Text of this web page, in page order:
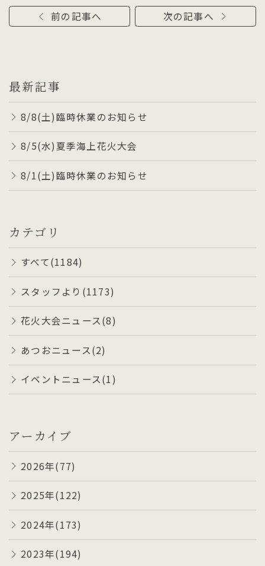
前の記事へ 次の記事へ
最新記事
8/8(土)臨時休業のお知らせ
8/5(水)夏季海上花火大会
8/1(土)臨時休業のお知らせ
カテゴリ
すべて(1184)
スタッフより(1173)
花火大会ニュース(8)
あつおニュース(2)
イベントニュース(1)
アーカイブ
2026年(77)
2025年(122)
2024年(173)
2023年(194)